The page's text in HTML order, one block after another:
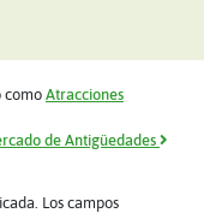
comoAtracciones
de Antigüedades
Los campos